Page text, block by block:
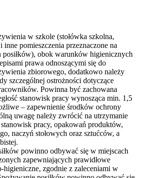
w szkole (stołówka szkolna,
inne pomieszczenia przeznaczone na
posiłków), obok warunków higienicznych
prawa odnoszącymi się do
zbiorowego, dodatkowo należy
szczególnej ostrożności dotyczące
Powinna być zachowana
stanowisk pracy wynosząca min. 1,5
– zapewnienie środków ochrony
uwagę należy zwrócić na utrzymanie
pracy, opakowań produktów,
naczyń stołowych oraz sztućców, a
powinno odbywać się w miejscach
zapewniających prawidłowe
higieniczne, zgodnie z zaleceniami w